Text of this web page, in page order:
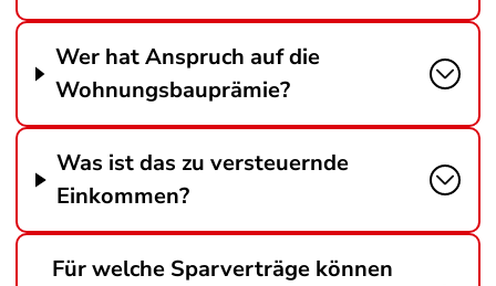
Wer hat Anspruch auf die
Wohnungsbauprämie?
Was ist das zu versteuernde
Einkommen?
Für welche Sparverträge können